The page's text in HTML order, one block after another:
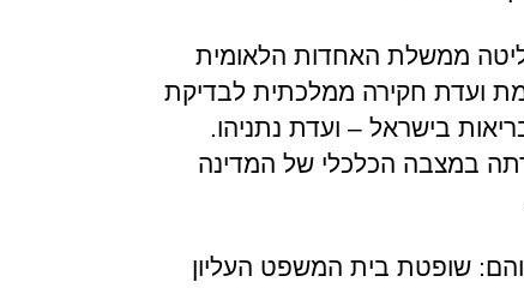
הנ"ל ביוני 1988 החליטה ממשלת האחדות הלאומית
ועדת חקירה ממלכתית לבדיקת
בישראל – ועדת נתניהו.
במצבה הכלכלי של המדינה
והם: שופטת בית המשפט העליון